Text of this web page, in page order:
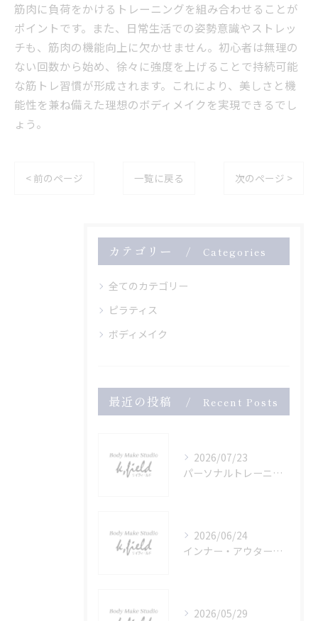
筋肉に負荷をかけるトレーニングを組み合わせることが
ポイントです。また、日常生活での姿勢意識やストレッ
チも、筋肉の機能向上に欠かせません。初心者は無理の
ない回数から始め、徐々に強度を上げることで持続可能
な筋トレ習慣が形成されます。これにより、美しさと機
能性を兼ね備えた理想のボディメイクを実現できるでし
ょう。
< 前のページ 一覧に戻る 次のページ >
カテゴリー Categories
全てのカテゴリー
ピラティス
ボディメイク
最近の投稿 Recent Posts
2026/07/23
パーソナルトレーニングで美姿勢を叶える秘訣
2026/06/24
インナー・アウター筋肉を鍛える健康的ボディメイク法
2026/05/29